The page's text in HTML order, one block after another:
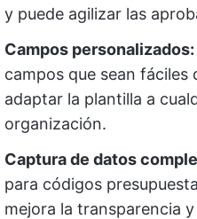
y puede agilizar las
Campos personalizados:
campos que sean fáciles
adaptar la plantilla a
organización.
Captura de datos
para códigos
mejora la transparencia